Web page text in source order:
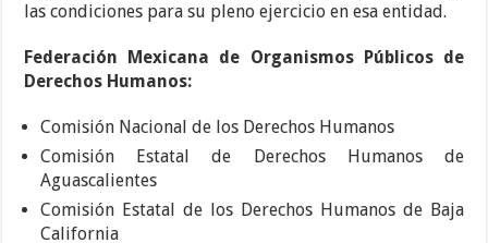
las condiciones para su pleno ejercicio en esa entidad.
Federación Mexicana de Organismos Públicos de
Derechos Humanos:
Comisión Nacional de los Derechos Humanos
Comisión Estatal de Derechos Humanos de
Aguascalientes
Comisión Estatal de los Derechos Humanos de Baja
California